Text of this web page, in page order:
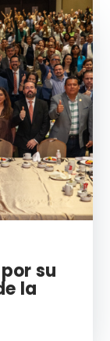
su
la